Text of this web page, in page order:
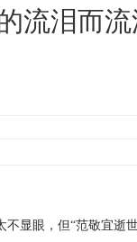
流泪而流
眼，但“范敬宜逝